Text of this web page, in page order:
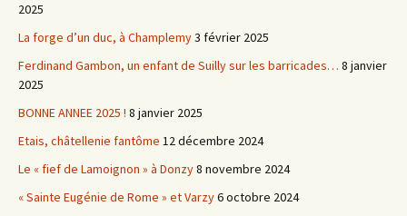
2025
La forge d’un duc, à Champlemy3 février 2025
Ferdinand Gambon, un enfant de Suilly sur les barricades… 8 janvier
2025
BONNE ANNEE 2025 ! 8 janvier 2025
Etais, châtellenie fantôme 12 décembre 2024
Le « fief de Lamoignon » à Donzy8 novembre 2024
« Sainte Eugénie de Rome » et Varzy6 octobre 2024